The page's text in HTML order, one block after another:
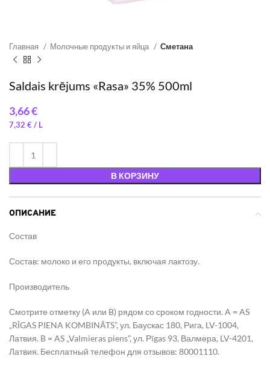
Главная Молочные продукты и яйца Сметана
Saldais krējums «Rasa» 35% 500ml
€
7,32 €
В КОРЗИНУ
ОПИСАНИЕ
Состав
Состав: молоко и его продукты, включая лактозу.
Производитель
Смотрите отметку (A или B) рядом со сроком годности. A = AS
„RĪGAS PIENA KOMBINĀTS”, ул. Баускас 180, Рига, LV-1004,
Латвия. B = AS „Valmieras piens”, ул. Рīgas 93, Валмера, LV-4201,
Латвия. Бесплатный телефон для отзывов: 80001110.